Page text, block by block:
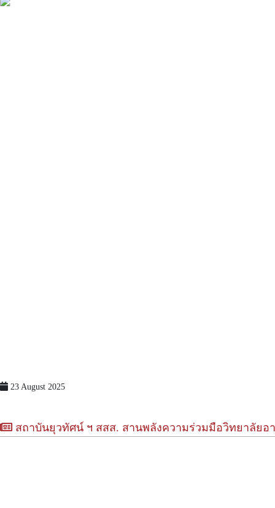
23 August 2025
สถาบันยุวทัศน์ ฯ สสส. สานพลังความร่วมมือวิทยาลัย